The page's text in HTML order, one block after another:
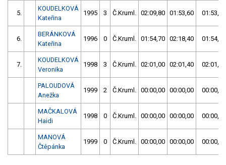
5.
KOUDELKOVÁ
Kateřina
1995 3 Č.Kruml. 02:09,80 01:53,60 01:53,60
6.
BERÁNKOVÁ
Kateřina
1996 0 Č.Kruml. 01:54,70 02:18,40 01:54,70
7.
KOUDELKOVÁ
Veronika
1998 3 Č.Kruml. 02:01,00 02:01,40 02:01,00
PALOUDOVÁ
Anežka
1999 2 Č.Kruml. 00:00,00 00:00,00 00:00,00
MAČKALOVÁ
Haidi
1998 0 Č.Kruml. 00:00,00 00:00,00 00:00,00
MANOVÁ
Čtěpánka
1999 0 Č.Kruml. 00:00,00 00:00,00 00:00,00